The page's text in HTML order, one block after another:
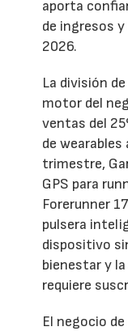
aporta
de ingresos
2026.
La división
motor del
ventas del
de
trimestre,
GPS para
Forerunner
pulsera
dispositivo
bienestar y
requiere
El negocio